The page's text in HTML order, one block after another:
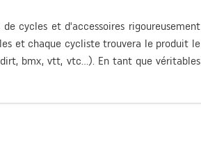
cycles et d'accessoires rigoureusement
et chaque cycliste trouvera le produit le
bmx, vtt, vtc...). En tant que véritables